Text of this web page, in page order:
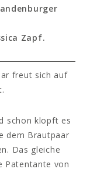
Zapf.
freut sich auf
schon klopft es
dem Brautpaar
Das gleiche
Patentante von